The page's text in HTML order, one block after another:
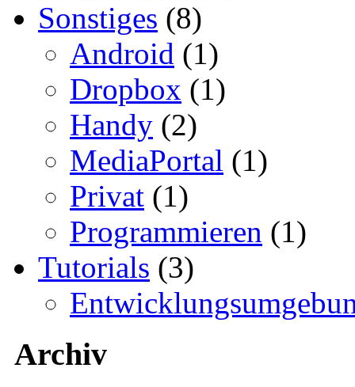
Sonstiges (8)
Android (1)
Dropbox (1)
Handy (2)
MediaPortal (1)
Privat (1)
Programmieren (1)
Tutorials (3)
Archiv